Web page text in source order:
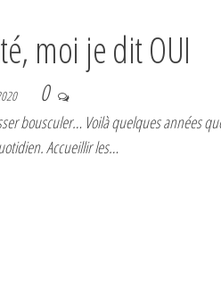
moi je dit OUI
0
bousculer… Voilà quelques années
Accueillir les…